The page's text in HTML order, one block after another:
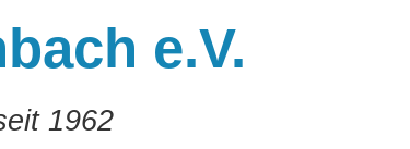
e.V.
1962